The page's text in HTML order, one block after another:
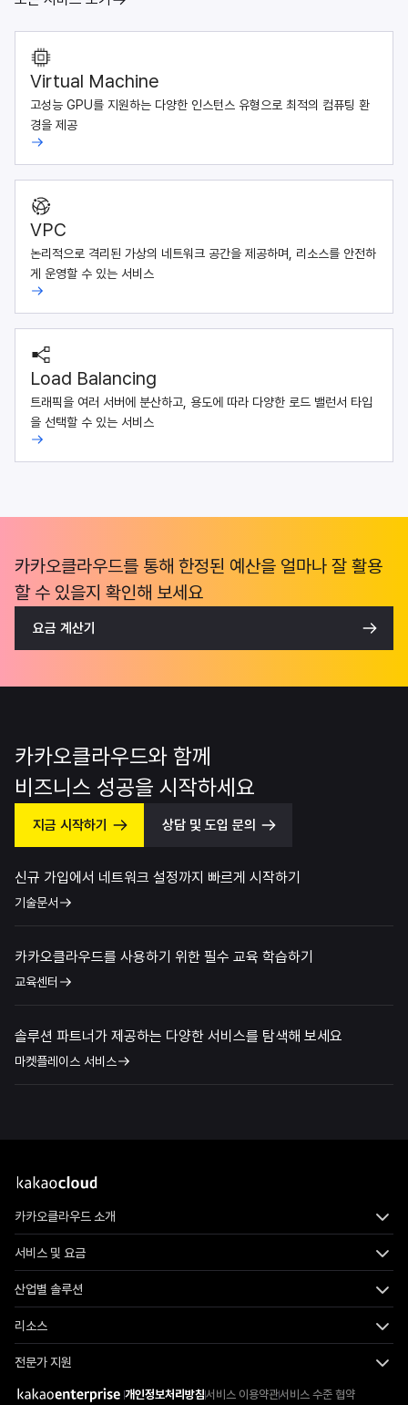
Virtual Machine
고성능 GPU를 지원하는 다양한 인스턴스 유형으로 최적의 컴퓨팅 환
경을 제공
VPC
논리적으로 격리된 가상의 네트워크 공간을 제공하며, 리소스를 안전하
게 운영할 수 있는 서비스
Load Balancing
트래픽을 여러 서버에 분산하고, 용도에 따라 다양한 로드 밸런서 타입
을 선택할 수 있는 서비스
카카오클라우드를 통해 한정된 예산을 얼마나 잘 활용
할 수 있을지 확인해 보세요
요금 계산기
카카오클라우드와 함께
비즈니스 성공을 시작하세요
지금 시작하기 상담 및 도입 문의
신규 가입에서 네트워크 설정까지 빠르게 시작하기
기술문서
카카오클라우드를 사용하기 위한 필수 교육 학습하기
교육센터
솔루션 파트너가 제공하는 다양한 서비스를 탐색해 보세요
마켓플레이스 서비스
카카오클라우드 소개
서비스 및 요금
산업별 솔루션
리소스
전문가 지원
개인정보처리방침서비스 이용약관서비스 수준 협약